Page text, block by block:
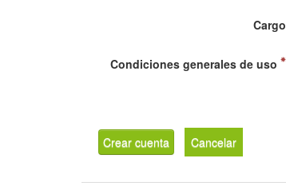
Cargo
Condiciones generales de uso
Crear cuenta Cancelar